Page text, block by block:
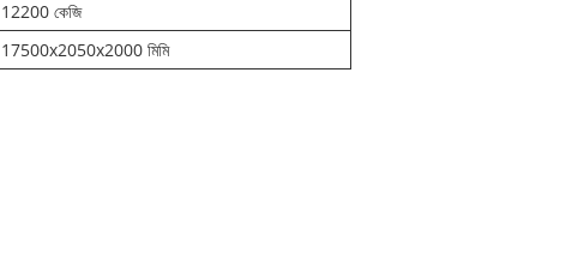
12200 কেজি
17500x2050x2000 মিমি